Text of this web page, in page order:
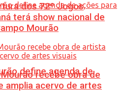
define agenda de
dos 72º Jogos
terá show nacional de
Mourão
recebe obra de
amplia acervo de artes